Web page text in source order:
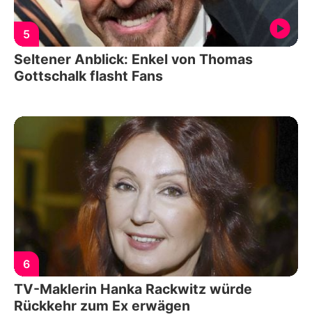
5
Seltener Anblick: Enkel von Thomas
Gottschalk flasht Fans
6
TV-Maklerin Hanka Rackwitz würde
Rückkehr zum Ex erwägen